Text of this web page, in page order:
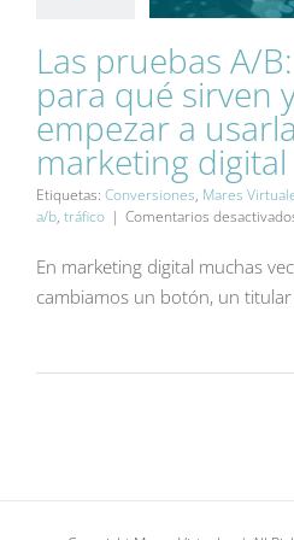
Las pruebas
son, para
cómo
usarlas
marketing
Blog
Las pruebas A/
para qué sirven
empezar a
marketing digital
Etiquetas: Conversiones, Mares
a/b, tráfico | Comentarios
En marketing digital muchas
cambiamos un botón, un